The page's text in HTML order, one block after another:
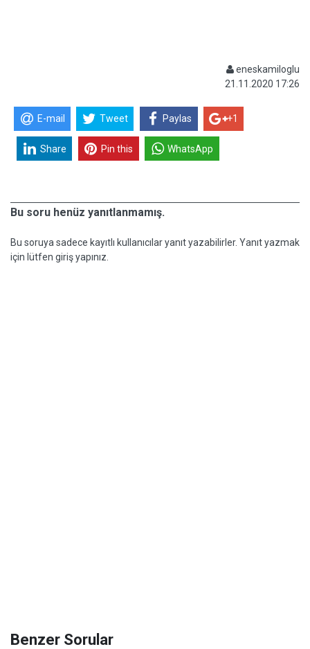
eneskamiloglu
21.11.2020 17:26
E-mail Tweet Paylas +1
Share Pin this WhatsApp
Bu soru henüz yanıtlanmamış.
Bu soruya sadece kayıtlı kullanıcılar yanıt yazabilirler. Yanıt yazmak
için lütfen giriş yapınız.
Benzer Sorular